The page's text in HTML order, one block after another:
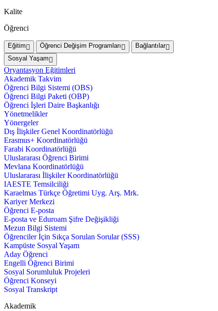
Kalite
Öğrenci
Eğitim Öğrenci Değişim Programları
Bağlantılar
Sosyal Yaşam
Oryantasyon Eğitimleri
Akademik Takvim
Öğrenci Bilgi Sistemi (OBS)
Öğrenci Bilgi Paketi (OBP)
Öğrenci İşleri Daire Başkanlığı
Yönetmelikler
Yönergeler
Dış İlişkiler Genel Koordinatörlüğü
Erasmus+ Koordinatörlüğü
Farabi Koordinatörlüğü
Uluslararası Öğrenci Birimi
Mevlana Koordinatörlüğü
Uluslararası İlişkiler Koordinatörlüğü
IAESTE Temsilciliği
Karaelmas Türkçe Öğretimi Uyg. Arş. Mrk.
Kariyer Merkezi
Öğrenci E-posta
E-posta ve Eduroam Şifre Değişikliği
Mezun Bilgi Sistemi
Öğrenciler İçin Sıkça Sorulan Sorular (SSS)
Kampüste Sosyal Yaşam
Aday Öğrenci
Engelli Öğrenci Birimi
Sosyal Sorumluluk Projeleri
Öğrenci Konseyi
Sosyal Transkript
Akademik